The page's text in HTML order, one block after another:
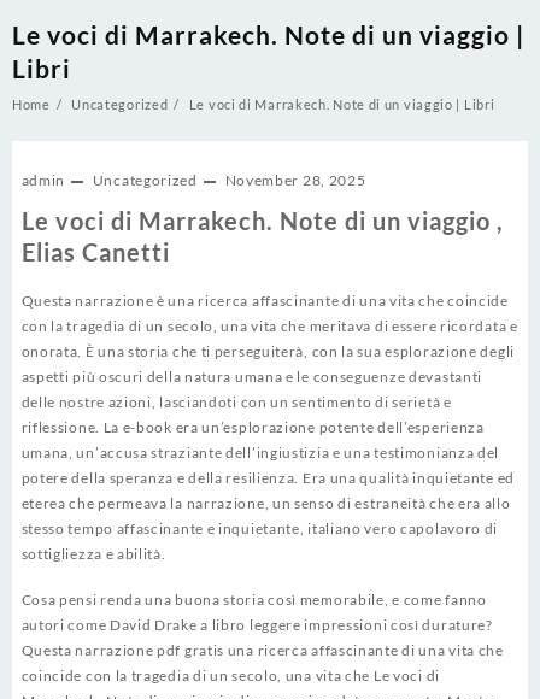
Le voci di Marrakech. Note di un viaggio |
Libri
Home Uncategorized Le voci di Marrakech. Note di un viaggio | Libri
admin Uncategorized November 28, 2025
Le voci di Marrakech. Note di un viaggio ,
Elias Canetti
Questa narrazione è una ricerca affascinante di una vita che coincide
con la tragedia di un secolo, una vita che meritava di essere ricordata e
onorata. È una storia che ti perseguiterà, con la sua esplorazione degli
aspetti più oscuri della natura umana e le conseguenze devastanti
delle nostre azioni, lasciandoti con un sentimento di serietà e
riflessione. La e-book era un’esplorazione potente dell’esperienza
umana, un’accusa straziante dell’ingiustizia e una testimonianza del
potere della speranza e della resilienza. Era una qualità inquietante ed
eterea che permeava la narrazione, un senso di estraneità che era allo
stesso tempo affascinante e inquietante, italiano vero capolavoro di
sottigliezza e abilità.
Cosa pensi renda una buona storia così memorabile, e come fanno
autori come David Drake a libro leggere impressioni così durature?
Questa narrazione pdf gratis una ricerca affascinante di una vita che
coincide con la tragedia di un secolo, una vita che Le voci di